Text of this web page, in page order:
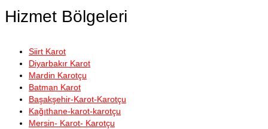
Hizmet Bölgeleri
Siirt Karot
Diyarbakır Karot
Mardin Karotçu
Batman Karot
Başakşehir-Karot-Karotçu
Kağıthane-karot-karotçu
Mersin- Karot- Karotçu